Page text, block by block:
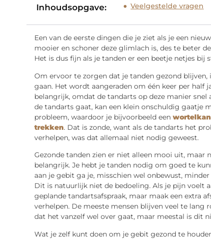
Inhoudsopgave: Veelgestelde vragen
Een van de eerste dingen die je ziet als je een
mooier en schoner deze glimlach is, des te beter
Het is dus fijn als je tanden er een beetje netjes bij
Om ervoor te zorgen dat je tanden gezond
gaan. Het wordt aangeraden om één keer per half
belangrijk, omdat de tandarts op deze manier
de tandarts gaat, kan een klein onschuldig gaatje
probleem, waardoor je bijvoorbeeld een
trekken. Dat is zonde, want als de tandarts het
verhelpen, was dat allemaal niet nodig geweest.
Gezonde tanden zien er niet alleen mooi uit,
belangrijk. Je hebt je tanden nodig om goed te
aan je gebit ga je, misschien wel onbewust,
Dit is natuurlijk niet de bedoeling. Als je pijn voelt
geplande tandartsafspraak, maar maak een extra
verhelpen. De meeste mensen blijven veel te
dat het vanzelf wel over gaat, maar meestal is dit
Wat je zelf kunt doen om je gebit gezond te